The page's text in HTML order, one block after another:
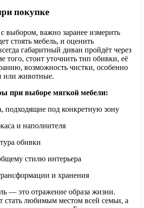
покупке
выбором, важно заранее измерить
стоять мебель, и оценить
габаритный диван пройдёт через
того, стоит уточнить тип обивки, её
возможность чистки, особенно
или животные.
при выборе мягкой мебели:
подходящие под конкретную зону
и наполнителя
обивки
стилю интерьера
и хранения
— это отражение образа жизни.
любимым местом всей семьи, а